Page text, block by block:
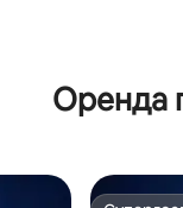
Оренда